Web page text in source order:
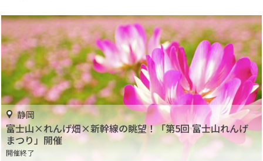
静岡
富士山×れんげ畑×新幹線の眺望！「第5回 富士山れんげ
まつり」開催
開催終了